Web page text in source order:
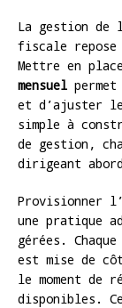
La gestion de
fiscale
Mettre en
mensuel
et d’ajuster
simple à
de gestion,
dirigeant
Provisionner
une pratique
gérées.
est mise de
le moment
disponibles.